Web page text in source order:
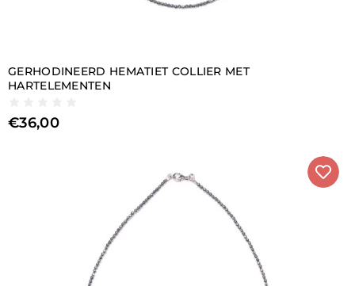
GERHODINEERD HEMATIET COLLIER MET
HARTELEMENTEN
€36,00